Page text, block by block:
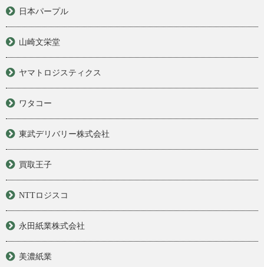
日本パープル
山崎文栄堂
ヤマトロジスティクス
ワタコー
東武デリバリー株式会社
買取王子
NTTロジスコ
永田紙業株式会社
美濃紙業